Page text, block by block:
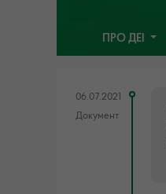
ПРО ДЕІ
06.07.2021
Документ